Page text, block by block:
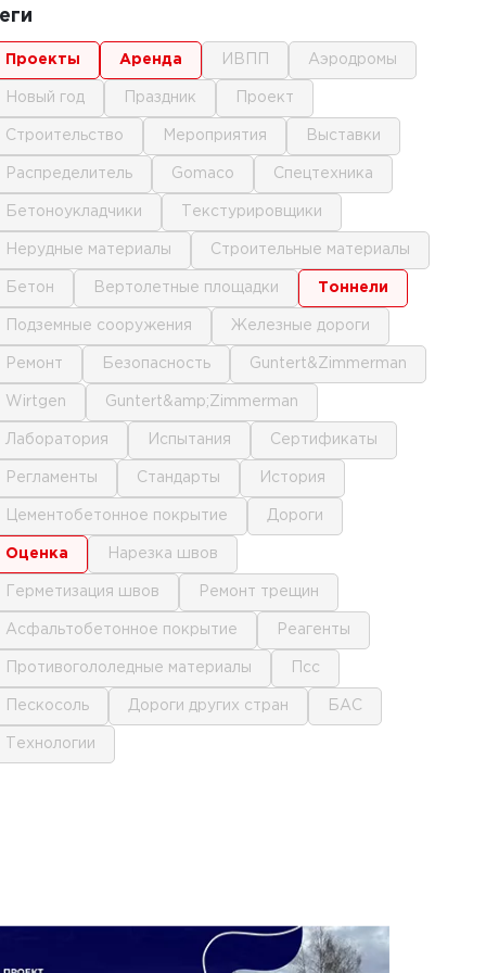
проекты аренда ИВПП аэродромы
новый год праздник проект
строительство мероприятия выставки
распределитель gomaco спецтехника
бетоноукладчики текстурировщики
нерудные материалы строительные материалы
бетон вертолетные площадки тоннели
подземные сооружения железные дороги
ремонт безопасность Guntert&Zimmerman
Wirtgen Guntert&amp;Zimmerman
лаборатория испытания сертификаты
регламенты стандарты история
цементобетонное покрытие дороги
оценка нарезка швов
герметизация швов ремонт трещин
асфальтобетонное покрытие реагенты
противогололедные материалы псс
пескосоль дороги других стран БАС
технологии